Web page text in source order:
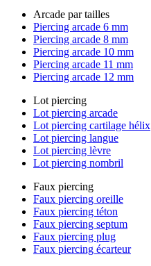
Arcade par tailles
Piercing arcade 6 mm
Piercing arcade 8 mm
Piercing arcade 10 mm
Piercing arcade 11 mm
Piercing arcade 12 mm
Lot piercing
Lot piercing arcade
Lot piercing cartilage hélix
Lot piercing langue
Lot piercing lèvre
Lot piercing nombril
Faux piercing
Faux piercing oreille
Faux piercing téton
Faux piercing septum
Faux piercing plug
Faux piercing écarteur